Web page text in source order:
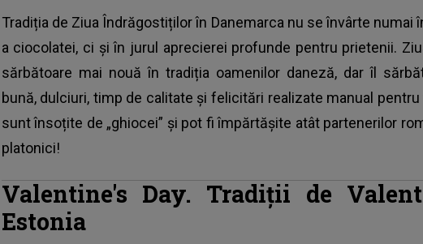
Tradiția de Ziua Îndrăgostiților în Danemarca nu se învârte numai
a ciocolatei, ci și în jurul aprecierei profunde pentru prietenii.
sărbătoare mai nouă în tradiția oamenilor daneză, dar îl
bună, dulciuri, timp de calitate și felicitări realizate manual
sunt însoțite de „ghiocei” și pot fi împărtășite atât partenerilor
platonici!
Valentine's Day. Tradiții de
Estonia